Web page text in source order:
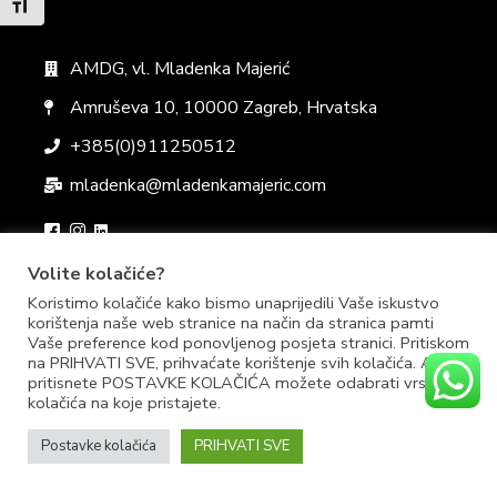
Uključi / isključi veličinu fonta
AMDG, vl. Mladenka Majerić
Amruševa 10, 10000 Zagreb, Hrvatska
+385(0)911250512
mladenka@mladenkamajeric.com
Politika privatnostiUvjeti i odredbePravila kolačića
Volite kolačiće?
Koristimo kolačiće kako bismo unaprijedili Vaše iskustvo
korištenja naše web stranice na način da stranica pamti
Vaše preference kod ponovljenog posjeta stranici. Pritiskom
na PRIHVATI SVE, prihvaćate korištenje svih kolačića. Ako
pritisnete POSTAVKE KOLAČIĆA možete odabrati vrstu
kolačića na koje pristajete.
Postavke kolačića PRIHVATI SVE